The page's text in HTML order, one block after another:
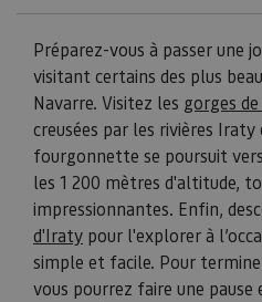
Préparez-vous à passer une
visitant certains des plus
Navarre. Visitez les gorges
creusées par les rivières Iraty
fourgonnette se poursuit
les 1 200 mètres d'altitude,
impressionnantes. Enfin,
d'Iraty pour l'explorer à
simple et facile. Pour
vous pourrez faire une